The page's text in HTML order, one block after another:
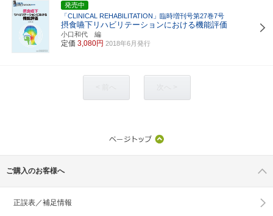
発売中
「CLINICAL REHABILITATION」臨時増刊号第27巻7号
摂食嚥下リハビリテーションにおける機能評価
小口和代 編
定価 3,080円 2018年6月発行
ご購入のお客様へ
正誤表／補足情報